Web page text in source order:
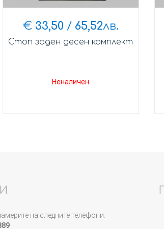
€ 33,50/ 65,52лв.
Стоп заден десен комплект
Неналичен
на следните телефони: